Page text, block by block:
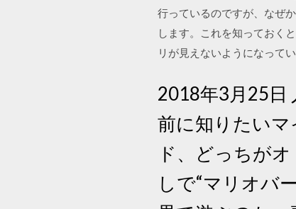
行っているのですが、なぜ
します。これを知っておく
リが見えないようになって
2018年3月25
前に知りたい
ド、どっちが
しで“マリオバ